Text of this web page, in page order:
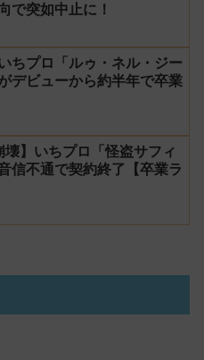
で突如中止に！
ちプロ「ルゥ・ネル・ジー
デビューから約半年で卒業
壊】いちプロ「怪盗サフィ
信不通で契約終了【卒業ラ